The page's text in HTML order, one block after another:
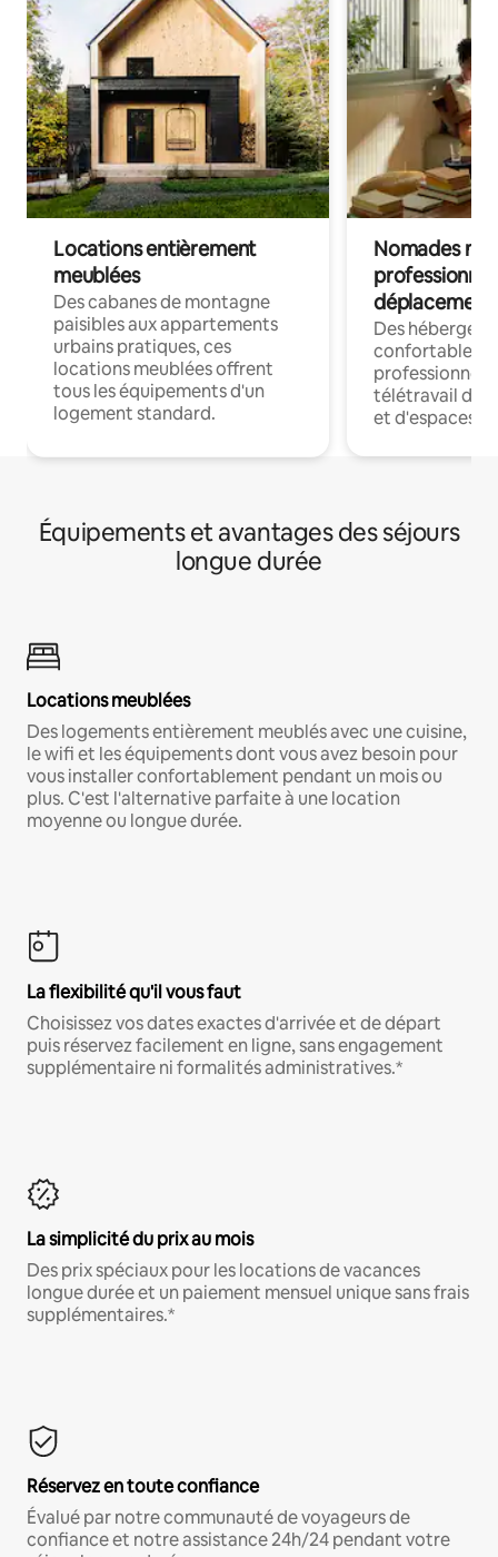
Locations entièrement
meublées
Des cabanes de montagne
paisibles aux appartements
urbains pratiques, ces
locations meublées offrent
tous les équipements d'un
logement standard.
Nomades
déplacement
Des
confortables
professionnels
télétravail
et d'espaces
Équipements et avantages des séjours
longue durée
Locations meublées
Des logements entièrement meublés avec une cuisine,
le wifi et les équipements dont vous avez besoin pour
vous installer confortablement pendant un mois ou
plus. C'est l'alternative parfaite à une location
moyenne ou longue durée.
La flexibilité qu'il vous faut
Choisissez vos dates exactes d'arrivée et de départ
puis réservez facilement en ligne, sans engagement
supplémentaire ni formalités administratives.*
La simplicité du prix au mois
Des prix spéciaux pour les locations de vacances
longue durée et un paiement mensuel unique sans frais
supplémentaires.*
Réservez en toute confiance
Évalué par notre communauté de voyageurs de
confiance et notre assistance 24h/24 pendant votre